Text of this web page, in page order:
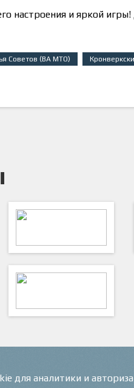
настроения и яркой игры!
Советов (ВА МТО)
для аналитики и